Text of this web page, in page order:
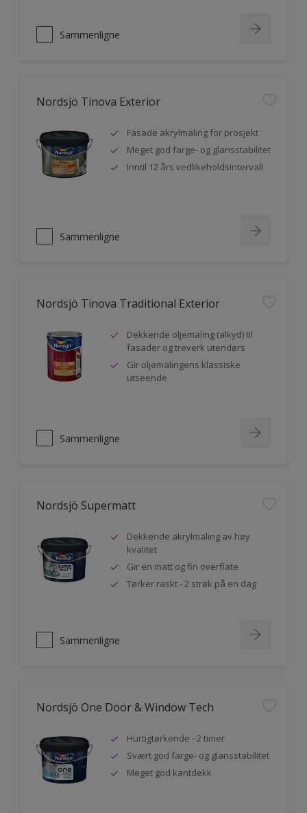
Sammenligne
Nordsjö Tinova Exterior
Fasade akrylmaling for prosjekt
Meget god farge- og glansstabilitet
Inntil 12 års vedlikeholdsintervall
Sammenligne
Nordsjö Tinova Traditional Exterior
Dekkende oljemaling (alkyd) til
fasader og treverk utendørs
Gir oljemalingens klassiske
utseende
Sammenligne
Nordsjö Supermatt
Dekkende akrylmaling av høy
kvalitet
Gir en matt og fin overflate
Tørker raskt - 2 strøk på en dag
Sammenligne
Nordsjö One Door & Window Tech
Hurtigtørkende - 2 timer
Svært god farge- og glansstabilitet
Meget god kantdekk